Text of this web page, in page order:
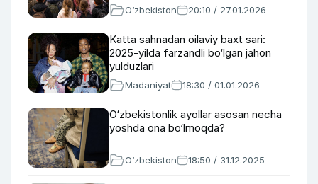
O‘zbekiston 20:10 / 27.01.2026
Katta sahnadan oilaviy baxt sari:
2025-yilda farzandli bo‘lgan jahon
yulduzlari
Madaniyat 18:30 / 01.01.2026
O‘zbekistonlik ayollar asosan necha
yoshda ona bo‘lmoqda?
O‘zbekiston 18:50 / 31.12.2025